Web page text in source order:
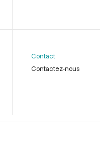
Contact
Contactez-nous